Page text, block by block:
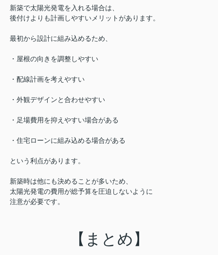
新築で太陽光発電を入れる場合は、
後付けよりも計画しやすいメリットがあります。
最初から設計に組み込めるため、
・屋根の向きを調整しやすい
・配線計画を考えやすい
・外観デザインと合わせやすい
・足場費用を抑えやすい場合がある
・住宅ローンに組み込める場合がある
という利点があります。
新築時は他にも決めることが多いため、
太陽光発電の費用が総予算を圧迫しないように
注意が必要です。
【まとめ】